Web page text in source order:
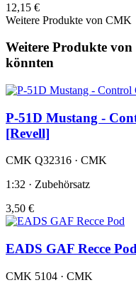
12,15 €
Weitere Produkte von CMK
Weitere Produkte
könnten
P-51D Mustang -
[Revell]
CMK Q32316 · CMK
1:32 · Zubehörsatz
3,50 €
EADS GAF Recce Pod
CMK 5104 · CMK